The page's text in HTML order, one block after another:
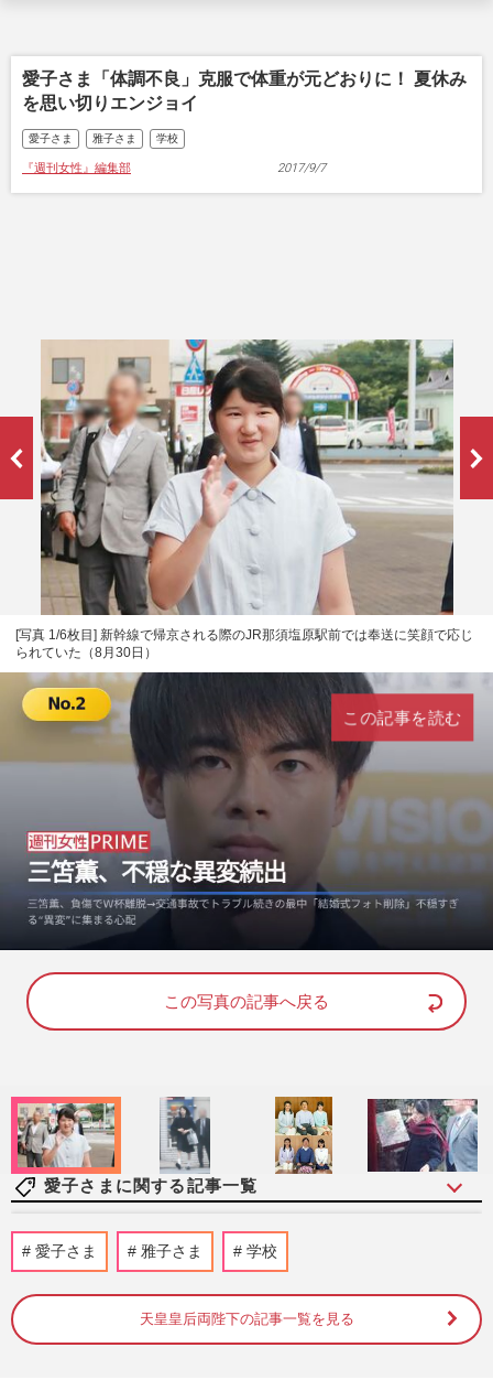
愛子さま「体調不良」克服で体重が元どおりに！ 夏休み
を思い切りエンジョイ
愛子さま 雅子さま 学校
『週刊女性』編集部 2017/9/7
[写真 1/6枚目] 新幹線で帰京される際のJR那須塩原駅前では奉送に笑顔で応じ
られていた（8月30日）
n
u
o
d
d
:
8
この記事を読む
この写真の記事へ戻る
愛子さまに関する記事一覧
《佳子さまの歩み》皇室典範改正案の成立
に天皇陛下、愛子さまらの考えは？疑問が
週刊女性2026年8月11日号 2026/8/2
愛子さま 雅子さま 学校
天皇皇后両陛下の記事一覧を見る